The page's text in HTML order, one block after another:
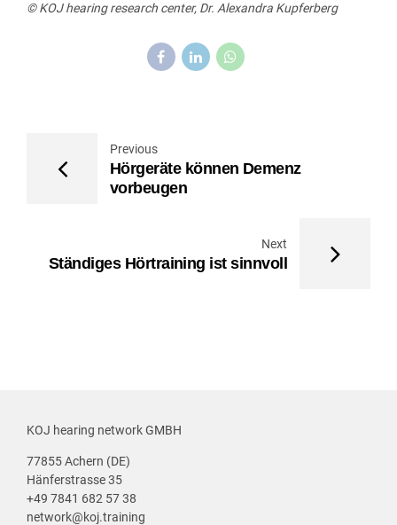
© KOJ hearing research center, Dr. Alexandra Kupferberg
Previous
Hörgeräte können Demenz
vorbeugen
Next
Ständiges Hörtraining ist sinnvoll
KOJ hearing network GMBH
77855 Achern (DE)
Hänferstrasse 35
+49 7841 682 57 38
network@koj.training